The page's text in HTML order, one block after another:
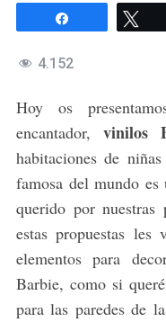
Compartir
4.152
Hoy os
encantador, vinilos
habitaciones de
famosa del mundo
querido por nuestras
estas propuestas les
elementos para
Barbie, como si
para las paredes de